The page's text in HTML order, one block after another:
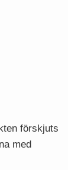
förskjuts
med